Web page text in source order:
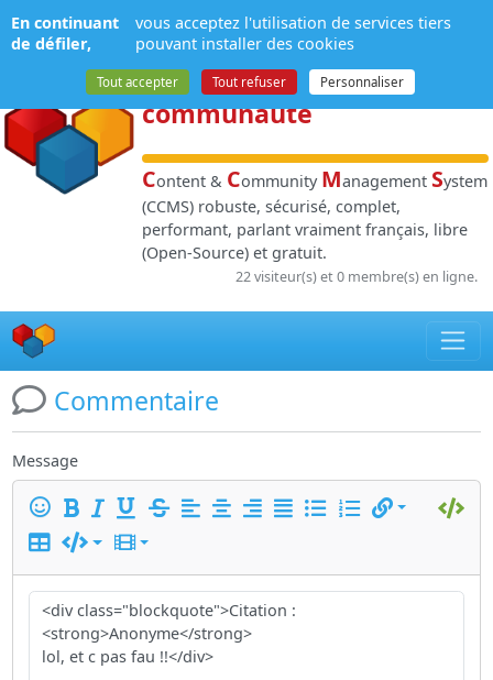
NPDS:Gestion de
contenuet de
communauté
Content & Community Management System
(CCMS) robuste, sécurisé, complet,
performant, parlant vraiment français, libre
(Open-Source) et gratuit.
22 visiteur(s) et 0 membre(s) en ligne.
Commentaire
Message
Panneau de gestion des cookies
En continuant
de défiler,
vous acceptez l'utilisation de services tiers
pouvant installer des cookies
Tout accepter Tout refuser Personnaliser